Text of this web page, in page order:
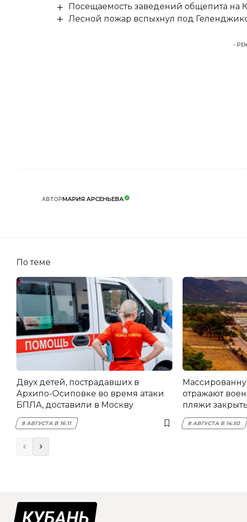
Посещаемость заведений общепита на
Лесной пожар вспыхнул под
-
АВТОРМАРИЯ АРСЕНЬЕВА
По теме
Двух детей, пострадавших в
Архипо-Осиповке во время атаки
БПЛА, доставили в Москву
8 АВГУСТА В 16:11
отражают
пляжи
8 АВГУСТА В 14:50